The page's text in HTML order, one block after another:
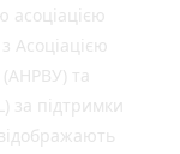
асоціацією
Асоціацією
(АНРВУ) та
за підтримки